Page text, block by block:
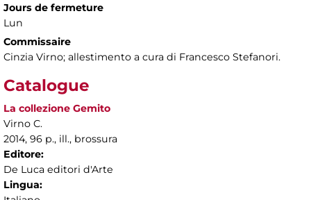
Jours de fermeture
Lun
Commissaire
Cinzia Virno; allestimento a cura di Francesco Stefanori.
Catalogue
La collezione Gemito
Virno C.
2014, 96 p., ill., brossura
Editore:
De Luca editori d'Arte
Lingua: